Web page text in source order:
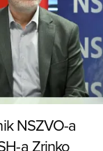
NSZVO-a
a Zrinko